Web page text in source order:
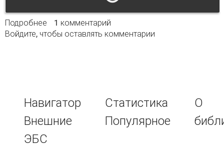
Подробнее о Идентичность. ощущение близости и
единства как база солидарности
1 комментарий
Войдите, чтобы оставлять комментарии
Навигатор
Внешние
ЭБС
Статистика
Популярное
О